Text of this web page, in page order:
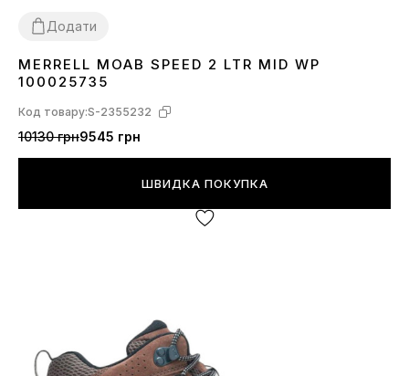
Додати
39
MERRELL MOAB SPEED 2 LTR MID WP
100025735
Код товару:S-2355232
10130 грн9545 грн
ШВИДКА ПОКУПКА